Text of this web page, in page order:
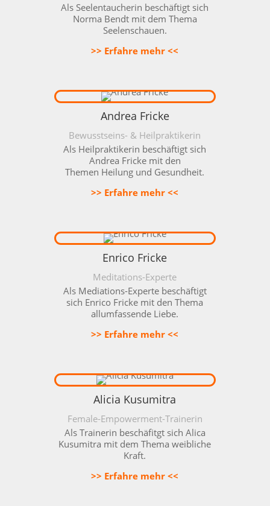
Als Seelentaucherin beschäftigt sich
Norma Bendt mit dem Thema
Seelenschauen.
>> Erfahre mehr <<
Andrea Fricke
Bewusstseins- & Heilpraktikerin
Als Heilpraktikerin beschäftigt sich
Andrea Fricke mit den
Themen Heilung und Gesundheit.
>> Erfahre mehr <<
Enrico Fricke
Meditations-Experte
Als Mediations-Experte beschäftigt
sich Enrico Fricke mit den Thema
allumfassende Liebe.
>> Erfahre mehr <<
Alicia Kusumitra
Female-Empowerment-Trainerin
Als Trainerin beschäfitgt sich Alica
Kusumitra mit dem Thema weibliche
Kraft.
>> Erfahre mehr <<